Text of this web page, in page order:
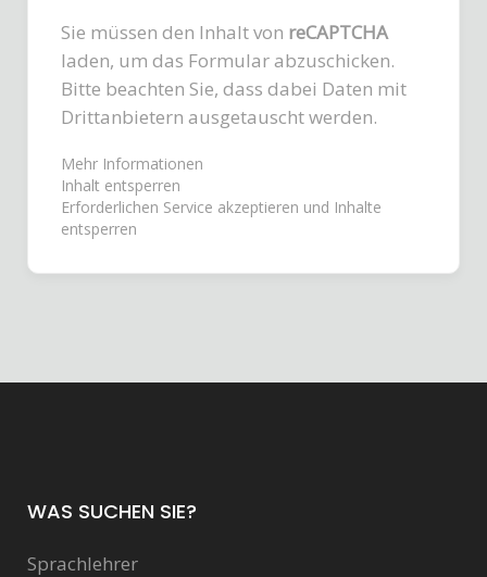
Sie müssen den Inhalt von reCAPTCHA
laden, um das Formular abzuschicken.
Bitte beachten Sie, dass dabei Daten mit
Drittanbietern ausgetauscht werden.
Mehr Informationen
Inhalt entsperren
Erforderlichen Service akzeptieren und Inhalte
entsperren
WAS SUCHEN SIE?
Sprachlehrer